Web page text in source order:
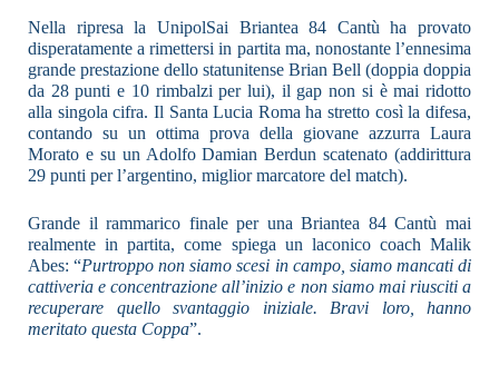
Nella ripresa la UnipolSai Briantea 84 Cantù ha provato
disperatamente a rimettersi in partita ma, nonostante l’ennesima
grande prestazione dello statunitense Brian Bell (doppia doppia
da 28 punti e 10 rimbalzi per lui), il gap non si è mai ridotto
alla singola cifra. Il Santa Lucia Roma ha stretto così la difesa,
contando su un ottima prova della giovane azzurra Laura
Morato e su un Adolfo Damian Berdun scatenato (addirittura
29 punti per l’argentino, miglior marcatore del match).
Grande il rammarico finale per una Briantea 84 Cantù mai
realmente in partita, come spiega un laconico coach Malik
Abes: “Purtroppo non siamo scesi in campo, siamo mancati di
cattiveria e concentrazione all’inizio e non siamo mai riusciti a
recuperare quello svantaggio iniziale. Bravi loro, hanno
meritato questa Coppa”.